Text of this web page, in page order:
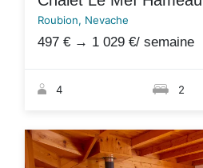
Roubion, Nevache
497 € → 1 029 €/ semaine
4 2